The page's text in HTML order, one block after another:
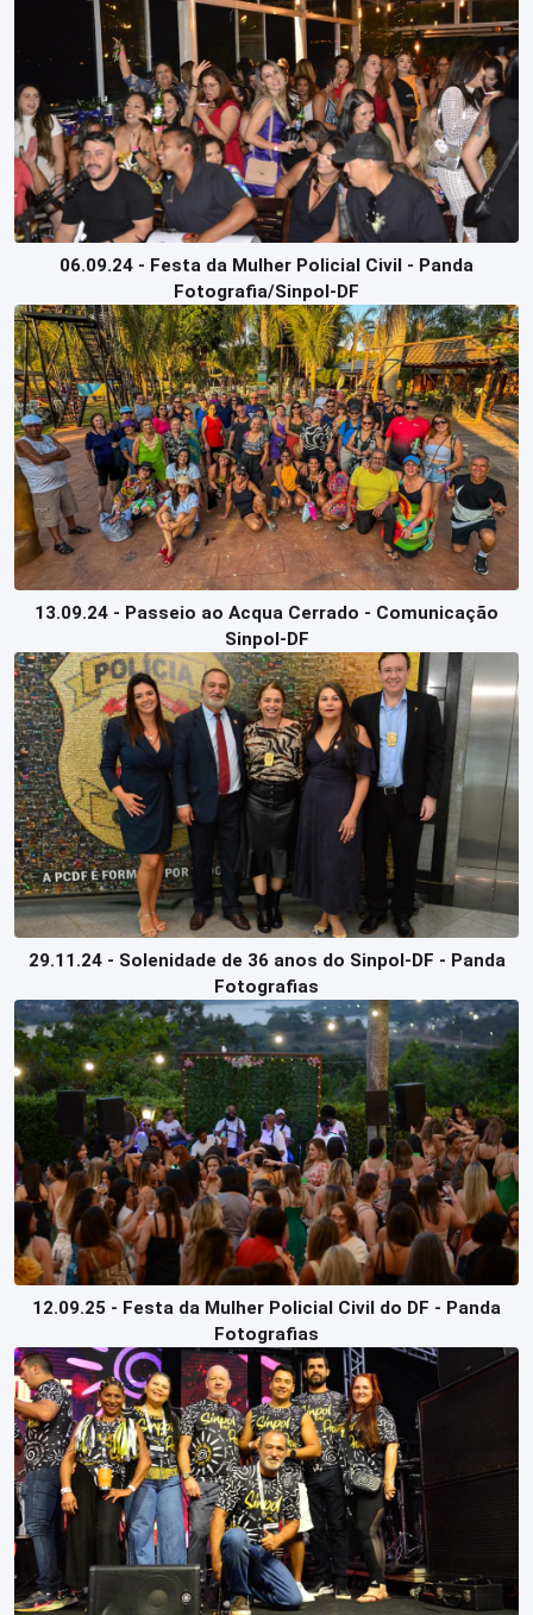
06.09.24 - Festa da Mulher Policial Civil - Panda
Fotografia/Sinpol-DF
13.09.24 - Passeio ao Acqua Cerrado - Comunicação
Sinpol-DF
29.11.24 - Solenidade de 36 anos do Sinpol-DF - Panda
Fotografias
12.09.25 - Festa da Mulher Policial Civil do DF - Panda
Fotografias